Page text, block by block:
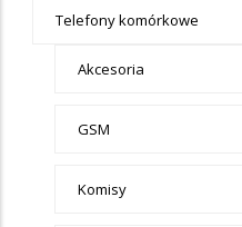
Telefony komórkowe
Akcesoria
GSM
Komisy